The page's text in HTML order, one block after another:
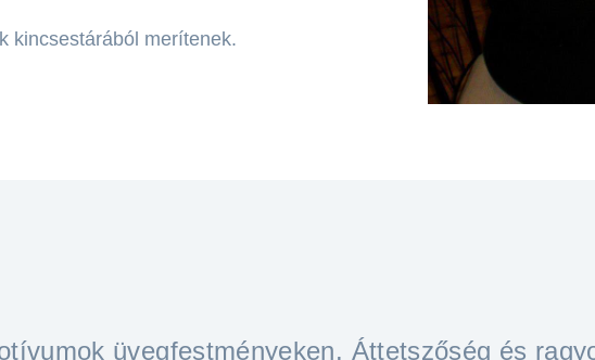
kincsestárából merítenek.
üvegfestményeken. Áttetszőség és